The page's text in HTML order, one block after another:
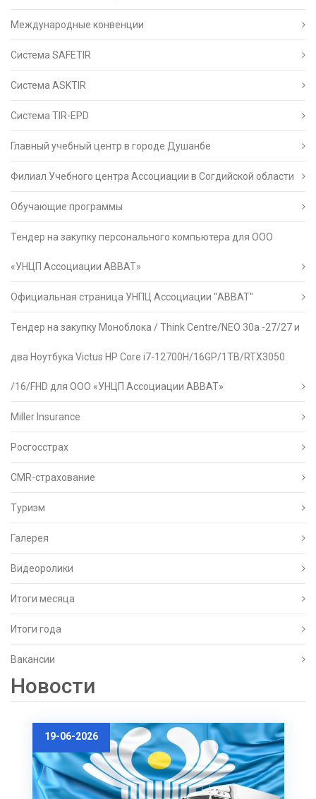
Международные конвенции
Система SAFETIR
Система ASKTIR
Система TIR-EPD
Главный учебный центр в городе Душанбе
Филиал Учебного центра Ассоциации в Согдийской области
Обучающие программы
Тендер на закупку персонального компьютера для ООО
«УНЦП Ассоциации АВВАТ»
Официальная страница УНПЦ Ассоциации "АВВАТ"
Тендер на закупку Моноблока / Think Centre/NEO 30a -27/27 и
два Ноутбука Victus HP Core i7-12700H/16GP/1TB/RTX3050
/16/FHD для ООО «УНЦП Ассоциации АВВАТ»
Miller Insurance
Росгосстрах
CMR-страхование
Туризм
Галерея
Видеоролики
Итоги месяца
Итоги года
Вакансии
Новости
19-06-2026